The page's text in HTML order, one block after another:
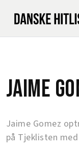
Jaime
Jaime Gomez
på Tjeklisten